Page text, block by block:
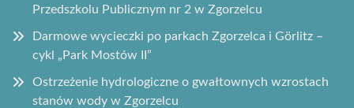
Przedszkolu Publicznym nr 2 w Zgorzelcu
Darmowe wycieczki po parkach Zgorzelca i Görlitz –
cykl „Park Mostów II”
Ostrzeżenie hydrologiczne o gwałtownych wzrostach
stanów wody w Zgorzelcu